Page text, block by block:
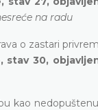
na radu
o zastari
30,
kao